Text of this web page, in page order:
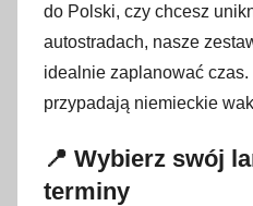
n
o
2
0
t
do Polski, czy chcesz
autostradach, nasze
idealnie zaplanować
przypadają niemieckie
📍 Wybierz swój
terminy